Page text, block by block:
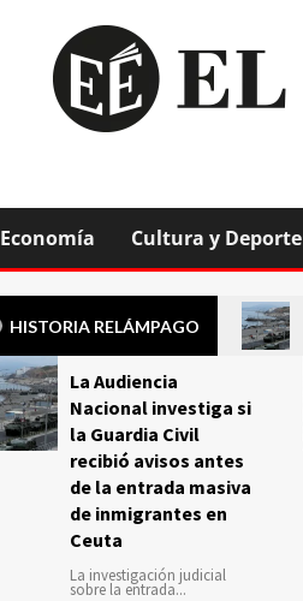
Economía Cultura y Deporte
HISTORIA RELÁMPAGO
La Audiencia
Nacional investiga si
la Guardia Civil
recibió avisos antes
de la entrada masiva
de inmigrantes en
Ceuta
La investigación judicial
sobre la entrada...